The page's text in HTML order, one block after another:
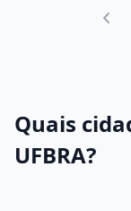
Quais
UFBRA?